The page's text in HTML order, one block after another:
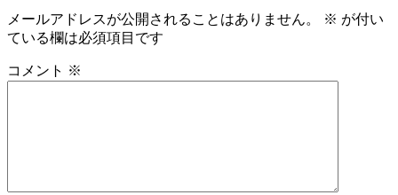
メールアドレスが公開されることはありません。 ※ が付い
ている欄は必須項目です
コメント ※